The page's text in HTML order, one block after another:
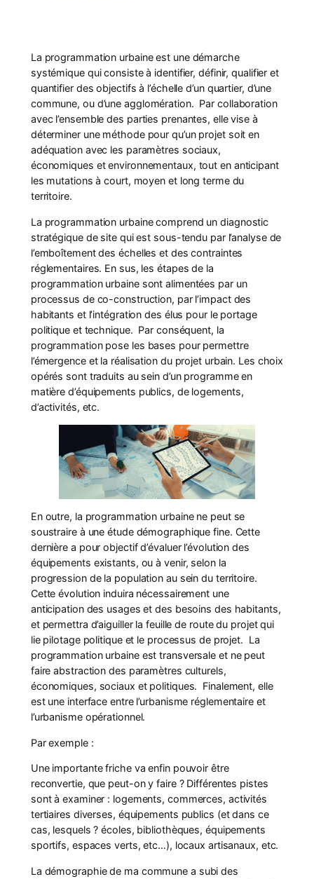
La programmation urbaine est une démarche
systémique qui consiste à identifier, définir, qualifier et
quantifier des objectifs à l’échelle d’un quartier, d’une
commune, ou d’une agglomération. Par collaboration
avec l’ensemble des parties prenantes, elle vise à
déterminer une méthode pour qu’un projet soit en
adéquation avec les paramètres sociaux,
économiques et environnementaux, tout en anticipant
les mutations à court, moyen et long terme du
territoire.
La programmation urbaine comprend un diagnostic
stratégique de site qui est sous-tendu par l’analyse de
l’emboîtement des échelles et des contraintes
réglementaires. En sus, les étapes de la
programmation urbaine sont alimentées par un
processus de co-construction, par l’impact des
habitants et l’intégration des élus pour le portage
politique et technique. Par conséquent, la
programmation pose les bases pour permettre
l’émergence et la réalisation du projet urbain. Les choix
opérés sont traduits au sein d’un programme en
matière d’équipements publics, de logements,
d’activités, etc.
En outre, la programmation urbaine ne peut se
soustraire à une étude démographique fine. Cette
dernière a pour objectif d’évaluer l’évolution des
équipements existants, ou à venir, selon la
progression de la population au sein du territoire.
Cette évolution induira nécessairement une
anticipation des usages et des besoins des habitants,
et permettra d’aiguiller la feuille de route du projet qui
lie pilotage politique et le processus de projet. La
programmation urbaine est transversale et ne peut
faire abstraction des paramètres culturels,
économiques, sociaux et politiques. Finalement, elle
est une interface entre l’urbanisme réglementaire et
l’urbanisme opérationnel.
Par exemple :
Une importante friche va enfin pouvoir être
reconvertie, que peut-on y faire ? Différentes pistes
sont à examiner : logements, commerces, activités
tertiaires diverses, équipements publics (et dans ce
cas, lesquels ? écoles, bibliothèques, équipements
sportifs, espaces verts, etc…), locaux artisanaux, etc.
La démographie de ma commune a subi des